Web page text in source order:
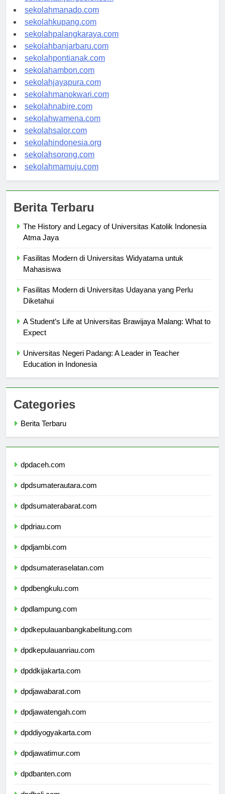
sekolahtanjungselor.com
sekolahmanado.com
sekolahkupang.com
sekolahpalangkaraya.com
sekolahbanjarbaru.com
sekolahpontianak.com
sekolahambon.com
sekolahjayapura.com
sekolahmanokwari.com
sekolahnabire.com
sekolahwamena.com
sekolahsalor.com
sekolahindonesia.org
sekolahsorong.com
The History and Legacy of Universitas Katolik Indonesia
Fasilitas Modern di Universitas Widyatama untuk
Fasilitas Modern di Universitas Udayana yang Perlu
A Student’s Life at Universitas Brawijaya Malang: What to
Universitas Negeri Padang: A Leader in Teacher
Categories